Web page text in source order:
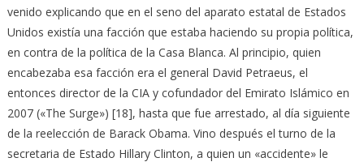
venido explicando que en el seno del aparato estatal de Estados
Unidos existía una facción que estaba haciendo su propia política,
en contra de la política de la Casa Blanca. Al principio, quien
encabezaba esa facción era el general David Petraeus, el
entonces director de la CIA y cofundador del Emirato Islámico en
2007 («The Surge») [18], hasta que fue arrestado, al día siguiente
de la reelección de Barack Obama. Vino después el turno de la
secretaria de Estado Hillary Clinton, a quien un «accidente» le